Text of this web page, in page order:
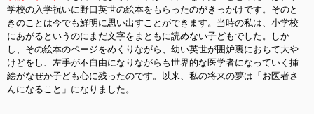
学校の入学祝いに野口英世の絵本をもらったのがきっかけです。そのと
きのことは今でも鮮明に思い出すことができます。当時の私は、小学校
にあがるというのにまだ文字をまともに読めない子どもでした。しか
し、その絵本のページをめくりながら、幼い英世が囲炉裏におちて大や
けどをし、左手が不自由になりながらも世界的な医学者になっていく挿
絵がなぜか子ども心に残ったのです。以来、私の将来の夢は「お医者さ
んになること」になりました。